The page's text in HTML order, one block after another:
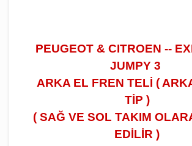
PEUGEOT & CITROEN --
JUMPY 3
ARKA EL FREN TELİ (
TİP )
( SAĞ VE SOL TAKIM
EDİLİR )